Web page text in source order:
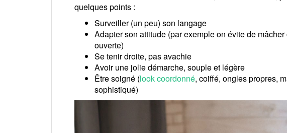
quelques points :
Surveiller (un peu) son langage
Adapter son attitude (par exemple on évite de
ouverte)
Se tenir droite, pas avachie
Avoir une jolie démarche, souple et légère
Être soigné (look coordonné, coiffé, ongles propres,
sophistiqué)